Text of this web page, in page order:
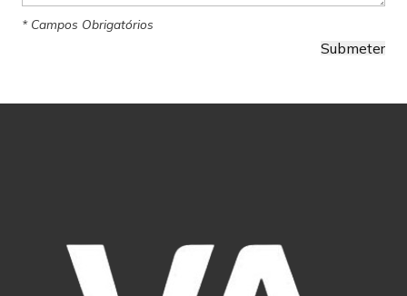
* Campos Obrigatórios